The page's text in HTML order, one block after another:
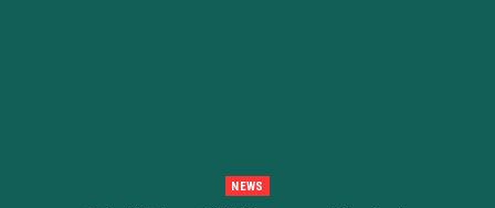
NEWS